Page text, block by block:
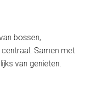
bossen,
Samen met
van genieten.